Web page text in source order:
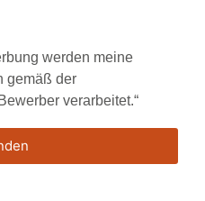
werden meine
gemäß der
verarbeitet.“